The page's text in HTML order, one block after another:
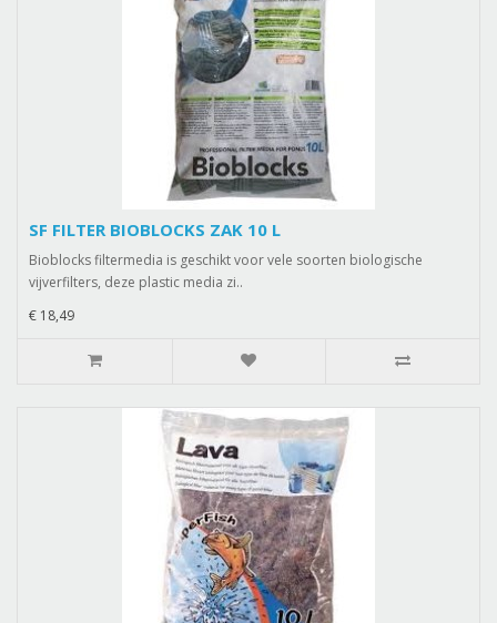
SF FILTER BIOBLOCKS ZAK 10 L
Bioblocks filtermedia is geschikt voor vele soorten biologische
vijverfilters, deze plastic media zi..
€ 18,49